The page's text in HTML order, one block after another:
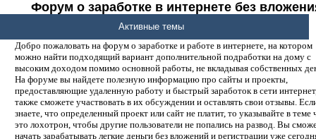
Форум о заработке в интернете без
денег.
Добро пожаловать на форум о заработке и работе в интернете, на котором
можно найти подходящий вариант дополнительной подработки на дому с
высоким доходом помимо основной работы, не вкладывая собственных
На форуме вы найдете полезную информацию про сайты и проекты,
предоставляющие удаленную работу и быстрый заработок в сети
также сможете участвовать в их обсуждении и оставлять свои отзывы.
знаете, что определенный проект или сайт не платит, то указывайте в теме
это лохотрон, чтобы другие пользователи не попались на развод. Вы
начать зарабатывать легкие деньги без вложений и регистрации уже
Активные темы